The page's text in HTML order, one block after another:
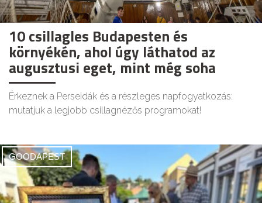
10 csillagles Budapesten és
környékén, ahol úgy láthatod az
augusztusi eget, mint még soha
Érkeznek a Perseidák és a részleges napfogyatkozás:
mutatjuk a legjobb csillagnézős programokat!
GOODAPEST